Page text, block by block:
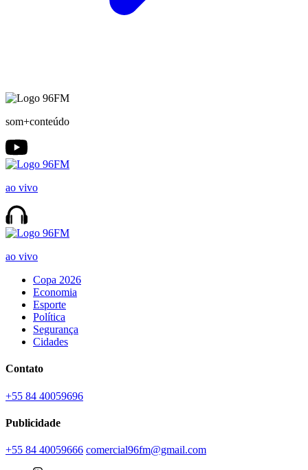
som+conteúdo
ao vivo
ao vivo
Copa 2026
Economia
Esporte
Política
Segurança
Cidades
Contato
+55 84 40059696
Publicidade
+55 84 40059666 comercial96fm@gmail.com